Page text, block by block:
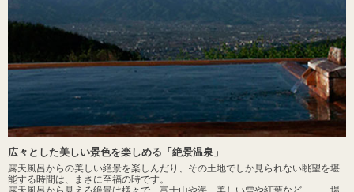
広々とした美しい景色を楽しめる「絶景温泉」
露天風呂からの美しい絶景を楽しんだり、その土地でしか見られない眺望を堪
能する時間は、まさに至福の時です。